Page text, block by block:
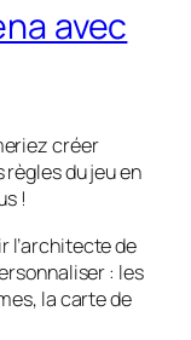
avec
créer
du jeu en
!
l’architecte de
: les
la carte de